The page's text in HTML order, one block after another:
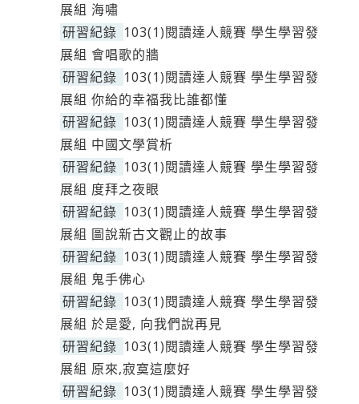
展組 海嘯
研習紀錄 103(1)閱讀達人競賽 學生學習發
展組 會唱歌的牆
研習紀錄 103(1)閱讀達人競賽 學生學習發
展組 你給的幸福我比誰都懂
研習紀錄 103(1)閱讀達人競賽 學生學習發
展組 中國文學賞析
研習紀錄 103(1)閱讀達人競賽 學生學習發
展組 度拜之夜眼
研習紀錄 103(1)閱讀達人競賽 學生學習發
展組 圖說新古文觀止的故事
研習紀錄 103(1)閱讀達人競賽 學生學習發
展組 鬼手佛心
研習紀錄 103(1)閱讀達人競賽 學生學習發
展組 於是愛, 向我們說再見
研習紀錄 103(1)閱讀達人競賽 學生學習發
展組 原來,寂寞這麼好
研習紀錄 103(1)閱讀達人競賽 學生學習發